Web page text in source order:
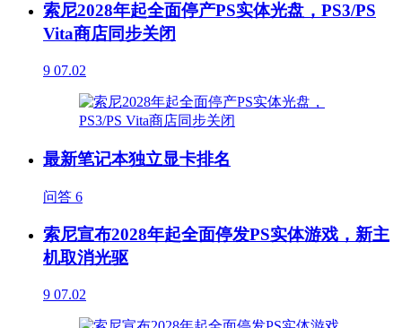
索尼2028年起全面停产PS实体光盘，PS3/PS
Vita商店同步关闭
9 07.02
最新笔记本独立显卡排名
问答 6
索尼宣布2028年起全面停发PS实体游戏，新主
机取消光驱
9 07.02